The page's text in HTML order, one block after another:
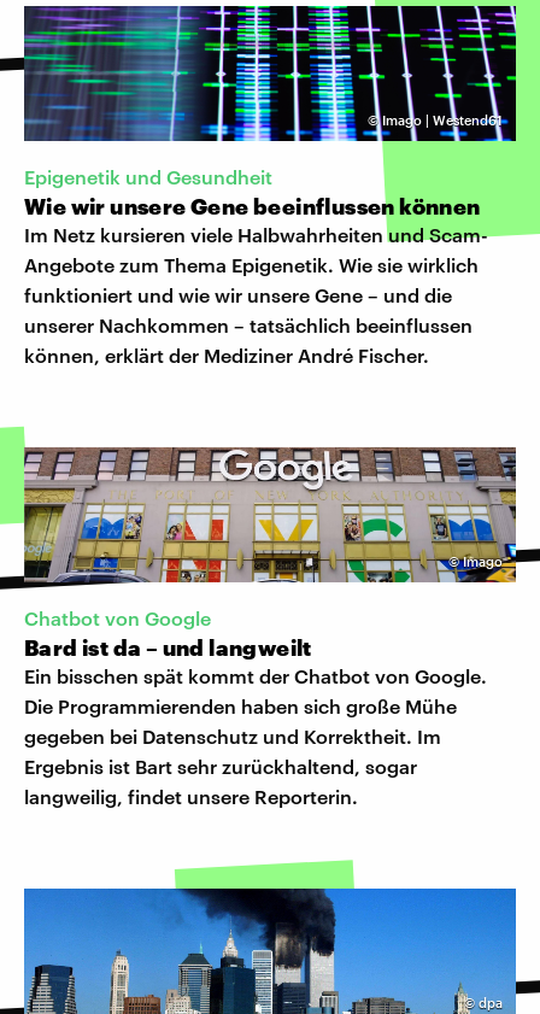
©Imago | Westend61
Epigenetik und Gesundheit
Wie wir unsere Gene beeinflussen können
Im Netz kursieren viele Halbwahrheiten und Scam-
Angebote zum Thema Epigenetik. Wie sie wirklich
funktioniert und wie wir unsere Gene – und die
unserer Nachkommen – tatsächlich beeinflussen
können, erklärt der Mediziner André Fischer.
©Imago
Chatbot von Google
Bard ist da – und langweilt
Ein bisschen spät kommt der Chatbot von Google.
Die Programmierenden haben sich große Mühe
gegeben bei Datenschutz und Korrektheit. Im
Ergebnis ist Bart sehr zurückhaltend, sogar
langweilig, findet unsere Reporterin.
© dpa